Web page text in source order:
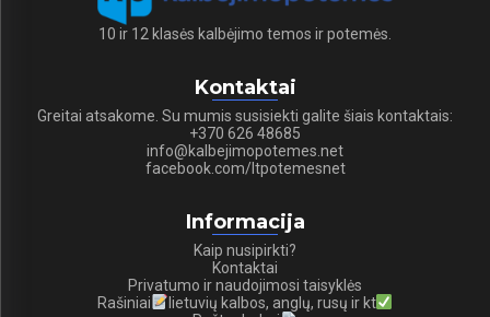
10 ir 12 klasės kalbėjimo temos ir potemės.
Kontaktai
Greitai atsakome. Su mumis susisiekti galite šiais kontaktais:
+370 626 48685
info@kalbejimopotemes.net
facebook.com/ltpotemesnet
Informacija
Kaip nusipirkti?
Kontaktai
Privatumo ir naudojimosi taisyklės
Rašiniai
lietuvių kalbos, anglų, rusų ir kt